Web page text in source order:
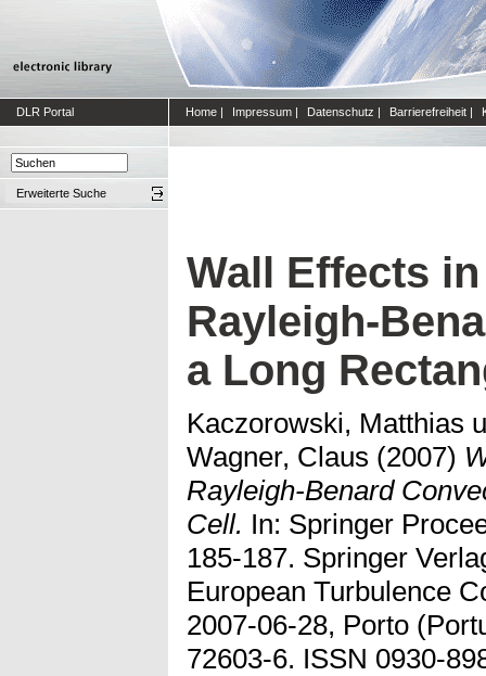
DLR Portal Home | Impressum | Datenschutz | Barrierefreiheit |
Erweiterte Suche
Wall Effects
Rayleigh-
a Long
Kaczorowski, Matthias
Wagner, Claus (2007)
Rayleigh-Benard
Cell. In: Springer
185-187. Springer
European Turbulence
2007-06-28, Porto
72603-6. ISSN 0930-